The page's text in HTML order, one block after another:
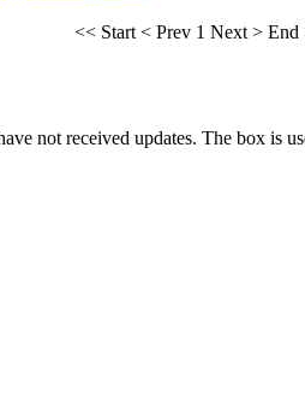
<< Start < Prev 1 Next > End
not received updates. The box is